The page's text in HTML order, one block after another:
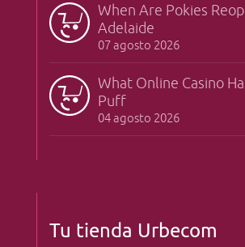
When Are Pokies
Adelaide
07 agosto 2026
What Online Casino
Puff
04 agosto 2026
Tu tienda Urbecom